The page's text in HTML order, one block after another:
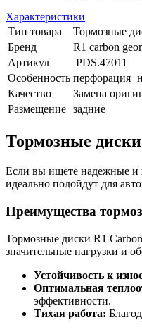
Характеристики
Тип товара
Тормозные
Бренд
R1 carbon
Артикул
PDS.47011
Особенность
Качество
Замена
Размещение задние
Тормозные диски
Если вы ищете надежные и
идеально подойдут для
Преимущества
Тормозные диски R1
значительные нагрузки и
Устойчивость к
Оптимальная
эффективности.
Тихая работа: